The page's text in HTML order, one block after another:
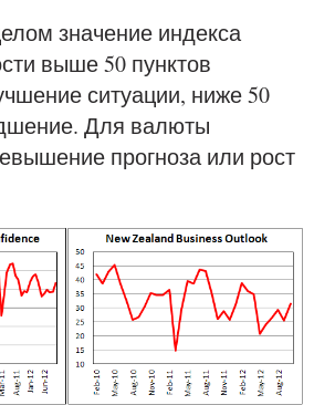
значение индекса
выше 50 пунктов
ситуации, ниже 50
Для валюты
прогноза или рост